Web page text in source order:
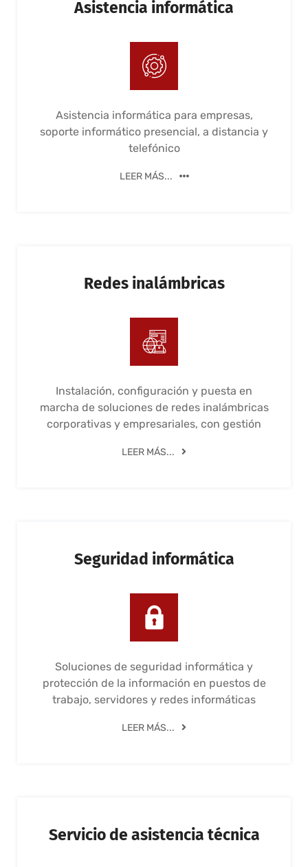
Asistencia informática
Asistencia informática para empresas,
soporte informático presencial, a distancia y
telefónico
LEER MÁS...
Redes inalámbricas
Instalación, configuración y puesta en
marcha de soluciones de redes inalámbricas
corporativas y empresariales, con gestión
LEER MÁS...
Seguridad informática
Soluciones de seguridad informática y
protección de la información en puestos de
trabajo, servidores y redes informáticas
LEER MÁS...
Servicio de asistencia técnica